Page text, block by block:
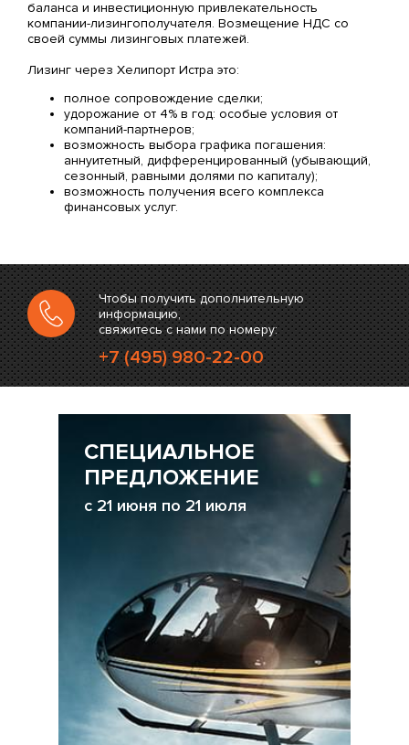
баланса и инвестиционную привлекательность
компании-лизингополучателя. Возмещение НДС со
своей суммы лизинговых платежей.
Лизинг через Хелипорт Истра это:
полное сопровождение сделки;
удорожание от 4% в год: особые условия от
компаний-партнеров;
возможность выбора графика погашения:
аннуитетный, дифференцированный (убывающий,
сезонный, равными долями по капиталу);
возможность получения всего комплекса
финансовых услуг.
Чтобы получить дополнительную
информацию,
свяжитесь с нами по номеру:
+7 (495) 980-22-00
СПЕЦИАЛЬНОЕ
ПРЕДЛОЖЕНИЕ
с 21 июня по 21 июля